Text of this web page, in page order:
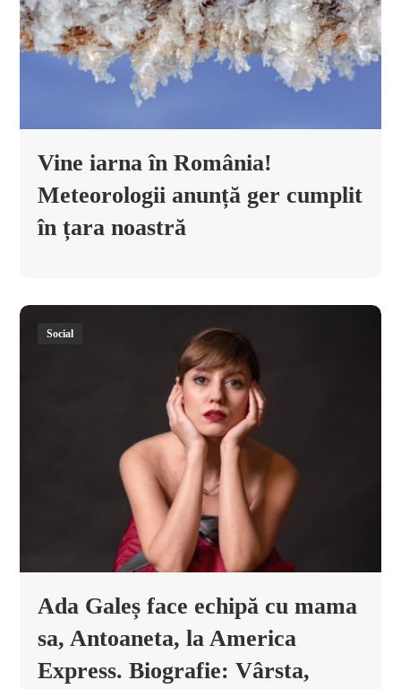
Vine iarna în România!
Meteorologii anunță ger cumplit
în țara noastră
Social
Ada Galeș face echipă cu mama
sa, Antoaneta, la America
Express. Biografie: Vârsta,